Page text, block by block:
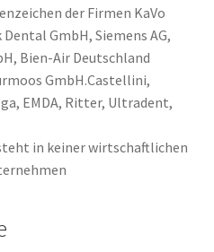
der Firmen KaVo
GmbH, Siemens AG,
Bien-Air Deutschland
GmbH.Castellini,
EMDA, Ritter, Ultradent,
in keiner wirtschaftlichen